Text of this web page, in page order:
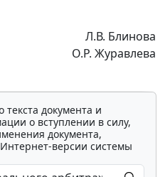
Л.В. Блинова
О.Р. Журавлева
текста документа и
о вступлении в силу,
документа,
версии системы